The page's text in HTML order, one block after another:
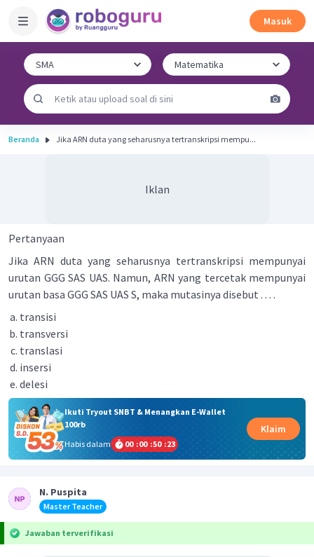
Masuk
Beranda Jika ARN duta yang seharusnya tertranskripsi mempu...
Iklan
Pertanyaan
Jika ARN duta yang seharusnya tertranskripsi mempunyai
urutan GGG SAS UAS. Namun, ARN yang tercetak mempunyai
urutan basa GGG SAS UAS S, maka mutasinya disebut . . . .
transisi
transversi
translasi
insersi
delesi
Ikuti Tryout SNBT & Menangkan E-Wallet
100rb
Habis dalam
00 :00 :50 :23
Klaim
N. Puspita
Master Teacher
Jawaban terverifikasi